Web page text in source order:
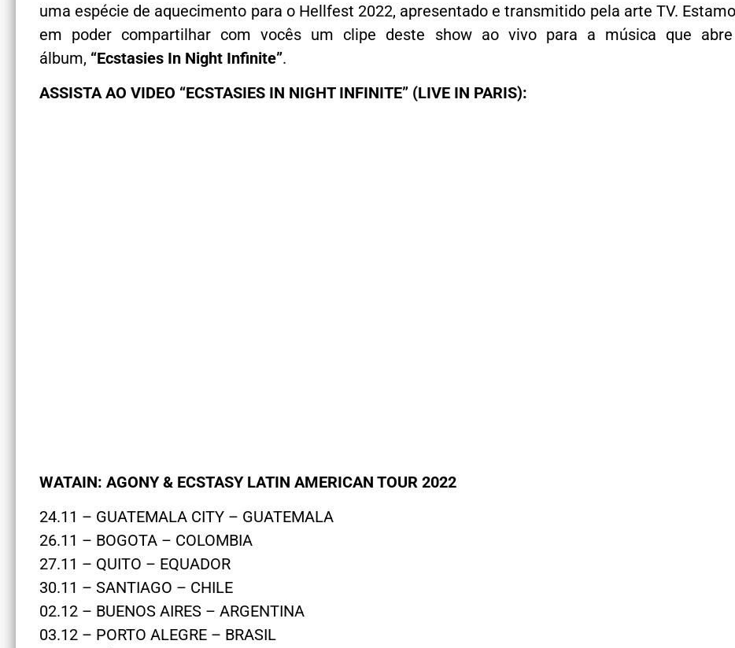
uma espécie de aquecimento para o Hellfest 2022, apresentado e transmitido pela arte TV.
em poder compartilhar com vocês um clipe deste show ao vivo para a música que
álbum, “Ecstasies In Night Infinite”.
ASSISTA AO VIDEO “ECSTASIES IN NIGHT INFINITE” (LIVE IN PARIS):
WATAIN: AGONY & ECSTASY LATIN AMERICAN TOUR 2022
24.11 – GUATEMALA CITY – GUATEMALA
26.11 – BOGOTA – COLOMBIA
27.11 – QUITO – EQUADOR
30.11 – SANTIAGO – CHILE
02.12 – BUENOS AIRES – ARGENTINA
03.12 – PORTO ALEGRE – BRASIL